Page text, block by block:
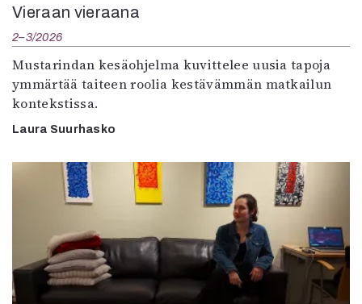
Vieraan vieraana
2–3/2026
Mustarindan kesäohjelma kuvittelee uusia tapoja
ymmärtää taiteen roolia kestävämmän matkailun
kontekstissa.
Laura Suurhasko